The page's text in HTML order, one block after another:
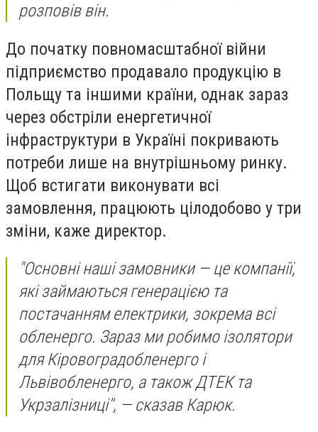
розповів він.
До початку повномасштабної війни
підприємство продавало продукцію в
Польщу та іншими країни, однак зараз
через обстріли енергетичної
інфраструктури в Україні покривають
потреби лише на внутрішньому ринку.
Щоб встигати виконувати всі
замовлення, працюють цілодобово у три
зміни, каже директор.
"Основні наші замовники — це компанії,
які займаються генерацією та
постачанням електрики, зокрема всі
обленерго. Зараз ми робимо ізолятори
для Кіровоградобленерго і
Львівобленерго, а також ДТЕК та
Укрзалізниці", — сказав Карюк.